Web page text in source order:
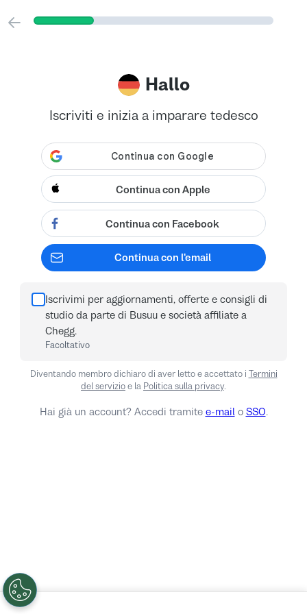
Hallo
Iscriviti e inizia a imparare tedesco
Continua con Apple
Continua con Facebook
Continua con l'email
Iscrivimi per aggiornamenti, offerte e consigli di
studio da parte di Busuu e società affiliate a
Chegg.
Facoltativo
Diventando membro dichiaro di aver letto e accettato i Termini
del servizio e la Politica sulla privacy.
Hai già un account? Accedi tramite e-mail o SSO.